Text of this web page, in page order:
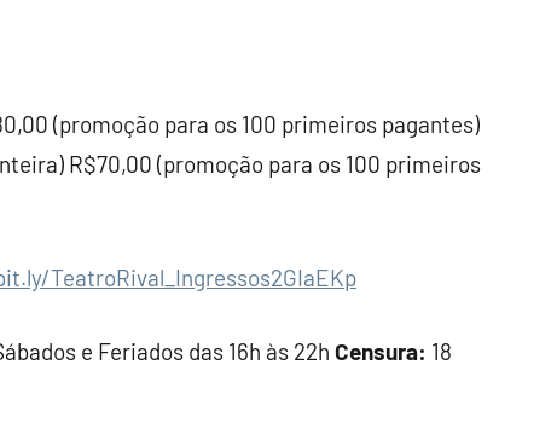
(promoção para os 100 primeiros pagantes)
R$70,00 (promoção para os 100 primeiros
TeatroRival_Ingressos2GIaEKp
e Feriados das 16h às 22h Censura: 18